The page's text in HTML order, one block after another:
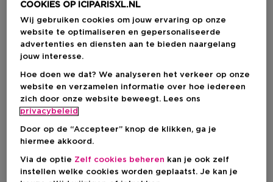
Kies je formaat
200 ML
200 ML
Kortingsprijs
€ 37,50
Productprijs
€ 50,00
Kortingsprijs
€ 52,50
Productprijs
€ 70,00
COOKIES OP ICIPARISXL.NL
Wij gebruiken cookies om jouw ervaring op onze
website te optimaliseren en gepersonaliseerde
advertenties en diensten aan te bieden naargelang
jouw interesse.
Hoe doen we dat? We analyseren het verkeer op onze
website en verzamelen informatie over hoe iedereen
zich door onze website beweegt. Lees ons
privacybeleid
Door op de “Accepteer” knop de klikken, ga je
hiermee akkoord.
Via de optie Zelf cookies beheren kan je ook zelf
instellen welke cookies worden geplaatst. Je kan je